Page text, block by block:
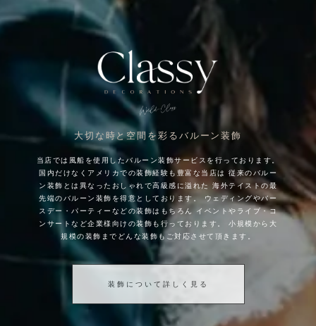
大切な時と空間を彩るバルーン装飾
当店では風船を使用したバルーン装飾サービスを行っております。
国内だけなくアメリカでの装飾経験も豊富な当店は
従来のバルー
ン装飾とは異なったおしゃれで高級感に溢れた
海外テイストの最
先端のバルーン装飾を得意としております。
ウェディングやバー
スデー・パーティーなどの装飾はもちろん
イベントやライブ・コ
ンサートなど企業様向けの装飾も行っております。
小規模から大
規模の装飾までどんな装飾もご対応させて頂きます。
装飾について詳しく見る